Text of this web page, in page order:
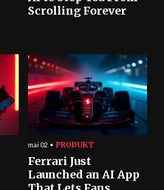
Scrolling Forever
mai 02 PRODUKT
Ferrari Just
Launched an AI App